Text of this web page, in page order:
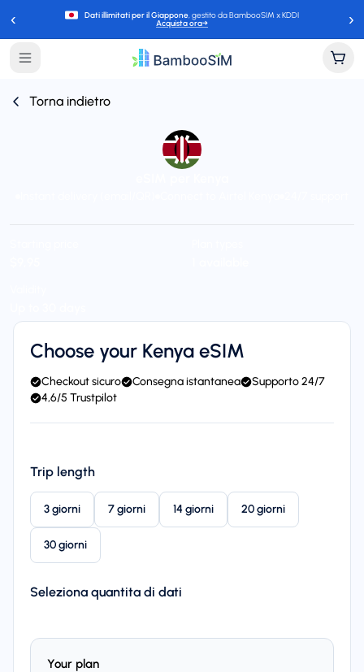
‹ Dati illimitati per il Giappone, gestito da BambooSIM x KDDI
Acquista ora→ ›
Torna indietro
Choose your Kenya eSIM
Checkout sicuro Consegna istantanea
Supporto 24/7
4,6/5 Trustpilot
Trip length
3 giorni 7 giorni 14 giorni 20 giorni
30 giorni
Seleziona quantita di dati
Your plan